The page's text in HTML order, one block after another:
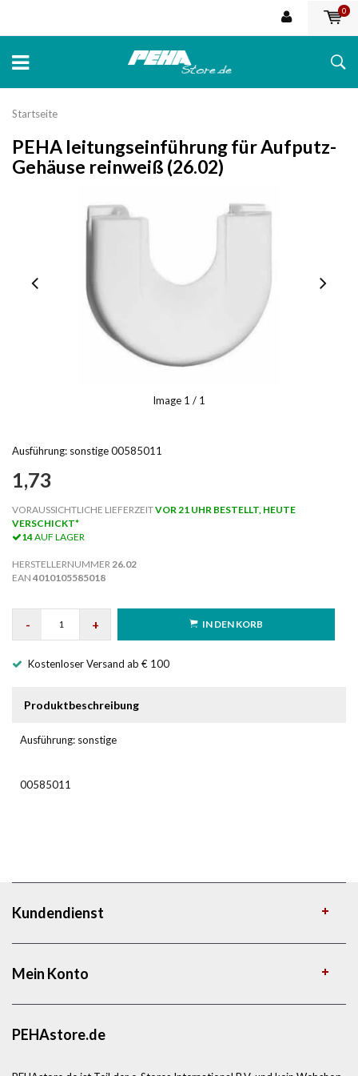
0
Startseite
PEHA leitungseinführung für Aufputz-
Gehäuse reinweiß (26.02)
Image 1 / 1
Ausführung: sonstige 00585011
1,73
VORAUSSICHTLICHE LIEFERZEITVOR 21 UHR BESTELLT, HEUTE
VERSCHICKT*
14AUF LAGER
HERSTELLERNUMMER 26.02
EAN 4010105585018
- + IN DEN KORB
Kostenloser Versand ab € 100
Produktbeschreibung
Ausführung: sonstige
00585011
Kundendienst
Mein Konto
PEHAstore.de